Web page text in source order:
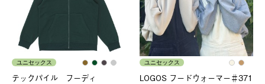
ユニセックス
テックパイル フーディ
ユニセックス
LOGOS フードウォーマー＃371